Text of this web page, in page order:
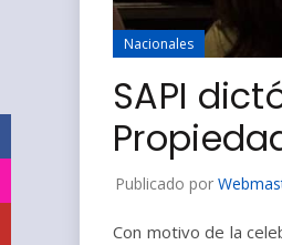
Nacionales
SAPI
Publicado por
Con motivo de la